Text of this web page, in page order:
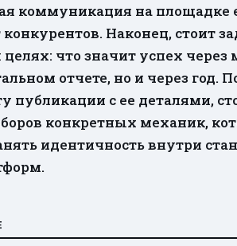
коммуникация на площадке
Наконец, стоит
что значит успех через
отчете, но и через год.
публикации с ее деталями,
конкретных механик,
идентичность внутри